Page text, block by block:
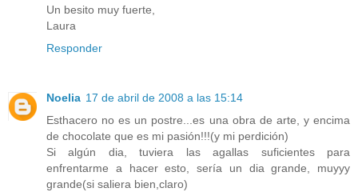
Un besito muy fuerte,
Laura
Responder
Noelia 17 de abril de 2008 a las 15:14
Esthacero no es un postre...es una obra de arte, y encima
de chocolate que es mi pasión!!!(y mi perdición)
Si algún dia, tuviera las agallas suficientes para
enfrentarme a hacer esto, sería un dia grande, muyyy
grande(si saliera bien,claro)